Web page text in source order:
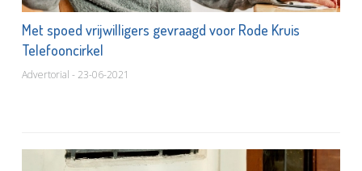
Met spoed vrijwilligers gevraagd voor Rode Kruis
Telefooncirkel
Advertorial - 23-06-2021